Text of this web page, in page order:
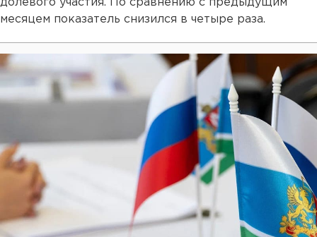
долевого участия. По сравнению с предыдущим
месяцем показатель снизился в четыре раза.